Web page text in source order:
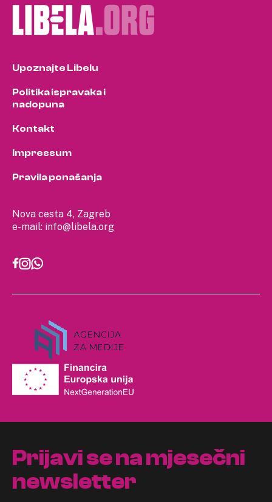
Nova cesta 4, Zagreb
e-mail: info@libela.org
Upoznajte Libelu
Politika ispravaka i
nadopuna
Kontakt
Impressum
Pravila ponašanja
Prijavi se na mjesečni
newsletter